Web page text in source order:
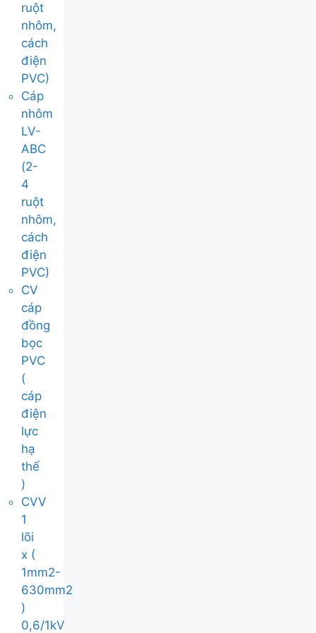
ruột
nhôm,
cách
điện
PVC)
Cáp
nhôm
LV-
ABC
(2-
4
ruột
nhôm,
cách
điện
PVC)
CV
cáp
đồng
bọc
PVC
(
cáp
điện
lực
hạ
thế
)
CVV
1
lõi
x (
1mm2-
630mm2
)
0,6/1kV